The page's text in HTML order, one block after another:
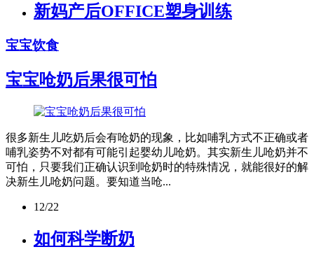
新妈产后OFFICE塑身训练
宝宝饮食
宝宝呛奶后果很可怕
很多新生儿吃奶后会有呛奶的现象，比如哺乳方式不正确或者
哺乳姿势不对都有可能引起婴幼儿呛奶。其实新生儿呛奶并不
可怕，只要我们正确认识到呛奶时的特殊情况，就能很好的解
决新生儿呛奶问题。要知道当呛...
12/22
如何科学断奶